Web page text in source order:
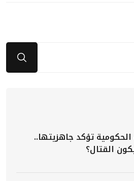
تؤكد جاهزيتها..
القتال؟